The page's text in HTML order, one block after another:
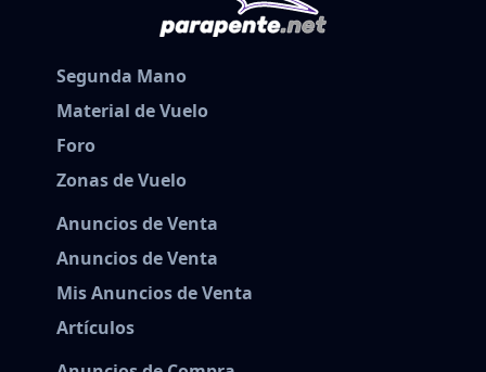
Segunda Mano
Material de Vuelo
Foro
Zonas de Vuelo
Anuncios de Venta
Anuncios de Venta
Mis Anuncios de Venta
Artículos